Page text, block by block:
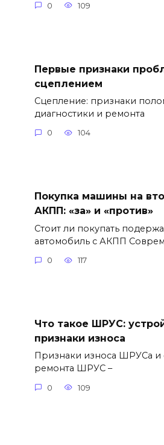
0 109
Первые признаки
сцеплением
Сцепление: признаки
диагностики и ремонта
0 104
Покупка машины на
АКПП: «за» и «против»
Стоит ли покупать
автомобиль с АКПП
0 117
Что такое ШРУС:
признаки износа
Признаки износа ШРУСа и
ремонта ШРУС –
0 109